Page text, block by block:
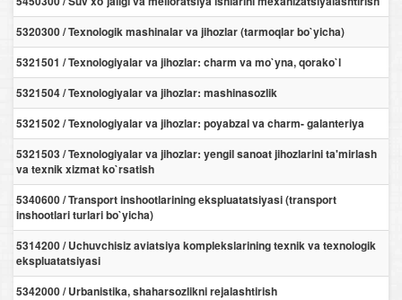
5320300 / Texnologik mashinalar va jihozlar (tarmoqlar bo`yicha)
5321501 / Texnologiyalar va jihozlar: charm va mo`yna, qorako`l
5321504 / Texnologiyalar va jihozlar: mashinasozlik
5321502 / Texnologiyalar va jihozlar: poyabzal va charm- galanteriya
5321503 / Texnologiyalar va jihozlar: yengil sanoat jihozlarini ta'mirlash
va texnik xizmat ko`rsatish
5340600 / Transport inshootlarining ekspluatatsiyasi (transport
inshootlari turlari bo`yicha)
5314200 / Uchuvchisiz aviatsiya komplekslarining texnik va texnologik
ekspluatatsiyasi
5342000 / Urbanistika, shaharsozlikni rejalashtirish